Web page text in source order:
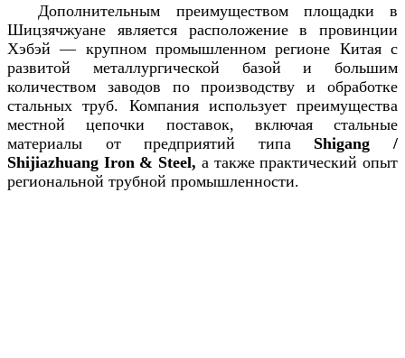
Дополнительным преимуществом площадки в
Шицзячжуане является расположение в провинции
Хэбэй — крупном промышленном регионе Китая с
развитой металлургической базой и большим
количеством заводов по производству и обработке
стальных труб. Компания использует преимущества
местной цепочки поставок, включая стальные
материалы от предприятий типа Shigang /
Shijiazhuang Iron & Steel, а также практический опыт
региональной трубной промышленности.